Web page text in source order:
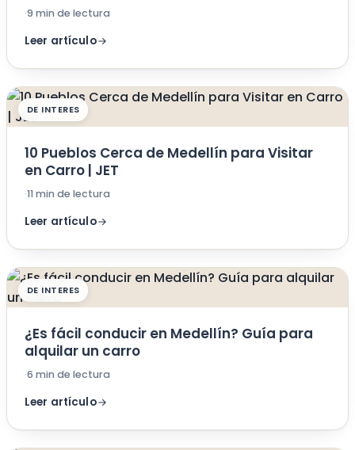
·9 min de lectura
Leer artículo
DE INTERES
10 Pueblos Cerca de Medellín para Visitar
en Carro | JET
·11 min de lectura
Leer artículo
DE INTERES
¿Es fácil conducir en Medellín? Guía para
alquilar un carro
·6 min de lectura
Leer artículo